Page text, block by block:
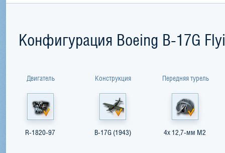
Конфигурация Boeing B-17G
Двигатель
R-1820-97
Конструкция
B-17G (1943)
Передняя турель
4x 12,7-мм M2